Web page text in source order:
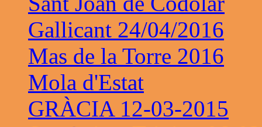
Gallicant 24/04/2016
Mas de la Torre 2016
Mola d'Estat
GRÀCIA 12-03-2015